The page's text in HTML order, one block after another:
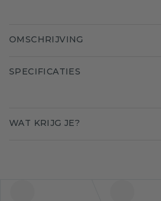
OMSCHRIJVING
SPECIFICATIES
WAT KRIJG JE?